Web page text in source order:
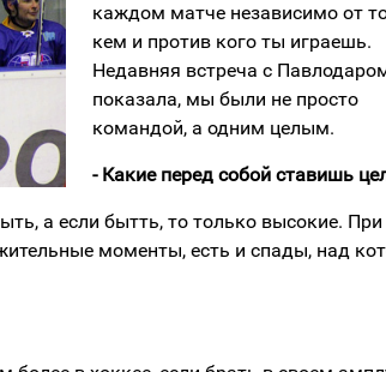
каждом матче независимо от
кем и против кого ты играешь.
Недавняя встреча с
показала, мы были не просто
командой, а одним целым.
- Какие перед собой ставишь
а если бытть, то только высокие. При
моменты, есть и спады, над